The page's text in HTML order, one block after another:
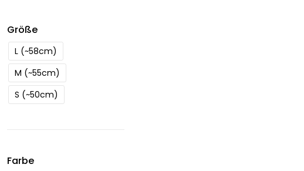
Größe
L (~58cm)
M (~55cm)
S (~50cm)
Farbe